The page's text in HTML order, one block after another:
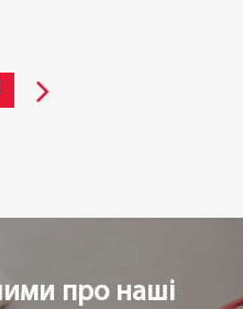
про наші